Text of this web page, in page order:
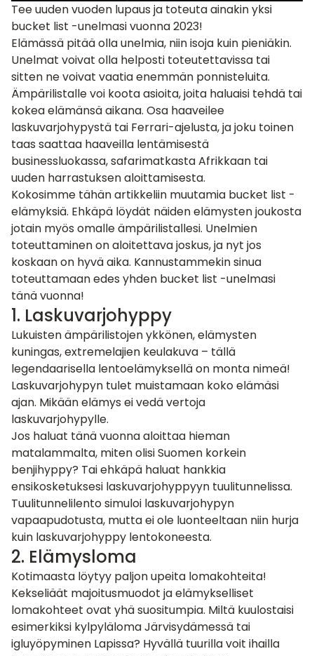
Tee uuden vuoden lupaus ja toteuta ainakin yksi
bucket list -unelmasi vuonna 2023!
Elämässä pitää olla unelmia, niin isoja kuin pieniäkin.
Unelmat voivat olla helposti toteutettavissa tai
sitten ne voivat vaatia enemmän ponnisteluita.
Ämpärilistalle voi koota asioita, joita haluaisi tehdä tai
kokea elämänsä aikana. Osa haaveilee
laskuvarjohypystä tai Ferrari-ajelusta, ja joku toinen
taas saattaa haaveilla lentämisestä
businessluokassa, safarimatkasta Afrikkaan tai
uuden harrastuksen aloittamisesta.
Kokosimme tähän artikkeliin muutamia bucket list -
elämyksiä. Ehkäpä löydät näiden elämysten joukosta
jotain myös omalle ämpärilistallesi. Unelmien
toteuttaminen on aloitettava joskus, ja nyt jos
koskaan on hyvä aika. Kannustammekin sinua
toteuttamaan edes yhden bucket list -unelmasi
tänä vuonna!
1. Laskuvarjohyppy
Lukuisten ämpärilistojen ykkönen, elämysten
kuningas, extremelajien keulakuva – tällä
legendaarisella lentoelämyksellä on monta nimeä!
Laskuvarjohypyn tulet muistamaan koko elämäsi
ajan. Mikään elämys ei vedä vertoja
laskuvarjohypylle.
Jos haluat tänä vuonna aloittaa hieman
matalammalta, miten olisi Suomen korkein
benjihyppy? Tai ehkäpä haluat hankkia
ensikosketuksesi laskuvarjohyppyyn tuulitunnelissa.
Tuulitunnelilento simuloi laskuvarjohypyn
vapaapudotusta, mutta ei ole luonteeltaan niin hurja
kuin laskuvarjohyppy lentokoneesta.
2. Elämysloma
Kotimaasta löytyy paljon upeita lomakohteita!
Kekseliäät majoitusmuodot ja elämykselliset
lomakohteet ovat yhä suositumpia. Miltä kuulostaisi
esimerkiksi kylpyläloma Järvisydämessä tai
igluyöpyminen Lapissa? Hyvällä tuurilla voit ihailla